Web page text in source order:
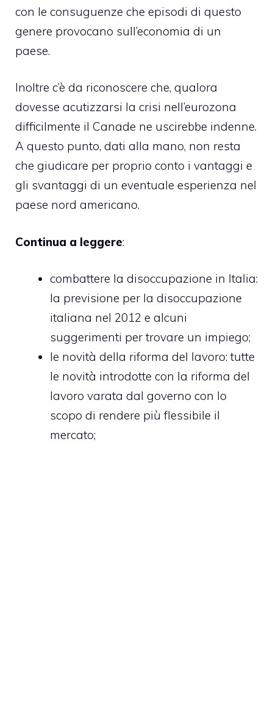
con le consuguenze che episodi di questo
genere provocano sull’economia di un
paese.
Inoltre c’è da riconoscere che, qualora
dovesse acutizzarsi la crisi nell’eurozona
difficilmente il Canade ne uscirebbe indenne.
A questo punto, dati alla mano, non resta
che giudicare per proprio conto i vantaggi e
gli svantaggi di un eventuale esperienza nel
paese nord americano.
Continua a leggere:
combattere la disoccupazione in Italia:
la previsione per la disoccupazione
italiana nel 2012 e alcuni
suggerimenti per trovare un impiego;
le novità della riforma del lavoro: tutte
le novità introdotte con la riforma del
lavoro varata dal governo con lo
scopo di rendere più flessibile il
mercato;